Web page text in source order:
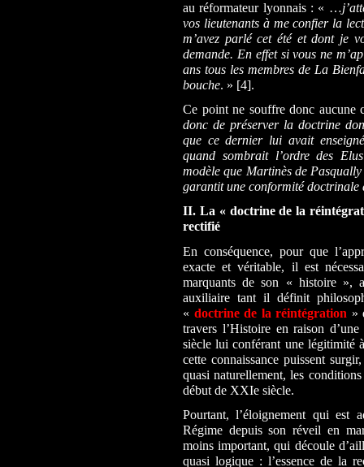
au réformateur lyonnais : « …
vos lieutenants à me confier la
m’avez parlé cet été et dont je
demande. En effet si vous ne
ans tous les membres de La
bouche. » [4].
Ce point ne souffre donc aucune
donc de préserver la doctrine
que ce dernier lui avait
quand sombrait l’ordre des
modèle que Martinès de
garantit une conformité
II. La « doctrine de la
rectifié
En conséquence, pour que
exacte et véritable, il est
marquants de son « histoire »,
auxiliaire tant il définit
« doctrine de la réintégration »
travers l’Histoire en raison
siècle lui conférant une légitimité
cette connaissance puissent
quasi naturellement, les
début de XXIe siècle.
Pourtant, l’éloignement qui est
Régime depuis son réveil en
moins important, qui découle
quasi logique : l’essence de la